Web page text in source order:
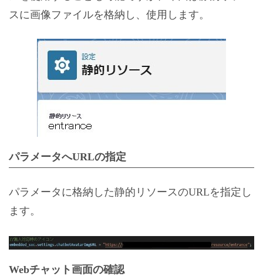
スに画像ファイルを格納し、使用します。
パラメータへURLの指定
パラメータに格納した静的リソースのURLを指定し
ます。
Webチャット画面の確認